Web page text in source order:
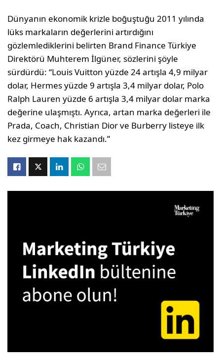
Dünyanın ekonomik krizle boğuştuğu 2011 yılında
lüks markaların değerlerini artırdığını
gözlemlediklerini belirten Brand Finance Türkiye
Direktörü Muhterem İlgüner, sözlerini şöyle
sürdürdü: “Louis Vuitton yüzde 24 artışla 4,9 milyar
dolar, Hermes yüzde 9 artışla 3,4 milyar dolar, Polo
Ralph Lauren yüzde 6 artışla 3,4 milyar dolar marka
değerine ulaşmıştı. Ayrıca, artan marka değerleri ile
Prada, Coach, Christian Dior ve Burberry listeye ilk
kez girmeye hak kazandı.”